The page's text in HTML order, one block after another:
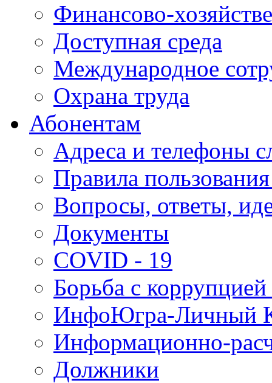
Финансово-
Доступная среда
Международное
Охрана труда
Абонентам
Адреса и телефоны
Правила
Вопросы, ответы,
Документы
COVID - 19
Борьба с
ИнфоЮгра-Личный
Информационно-
Должники